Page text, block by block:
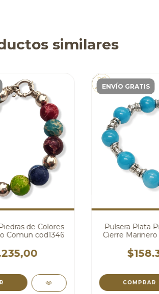
similares
de Colores
Comun cod1346
ENVÍO GRATIS
Pulsera Plata
Cierre
COMPRAR